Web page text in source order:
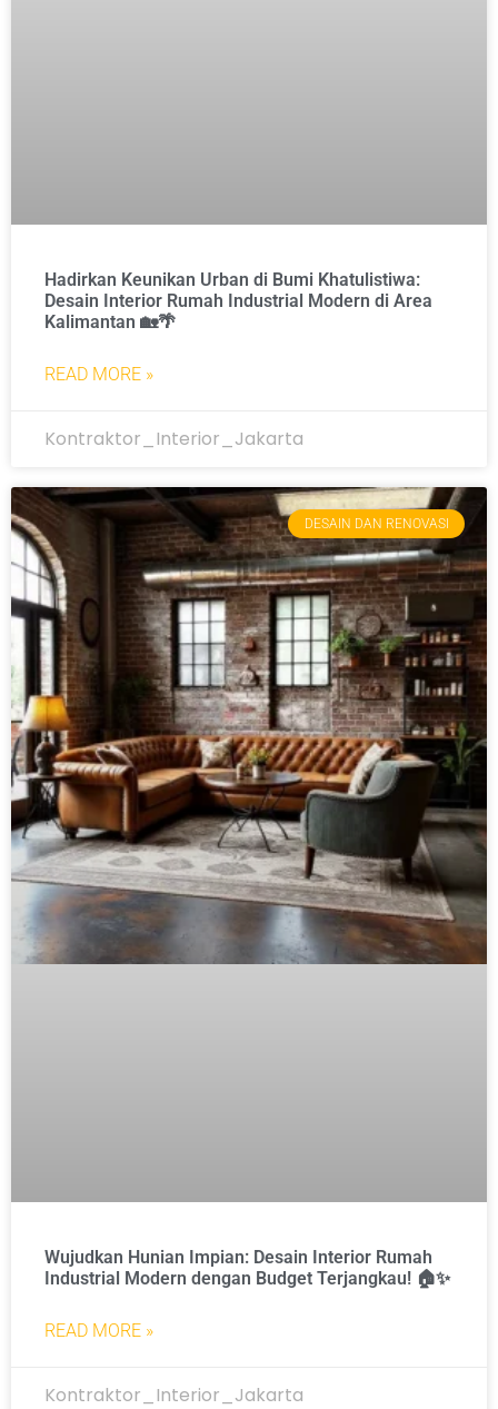
Hadirkan Keunikan Urban di Bumi Khatulistiwa:
Desain Interior Rumah Industrial Modern di Area
Kalimantan 🏡🌴
READ MORE »
Kontraktor_Interior_Jakarta
DESAIN DAN RENOVASI
Wujudkan Hunian Impian: Desain Interior Rumah
Industrial Modern dengan Budget Terjangkau! 🏠✨
READ MORE »
Kontraktor_Interior_Jakarta